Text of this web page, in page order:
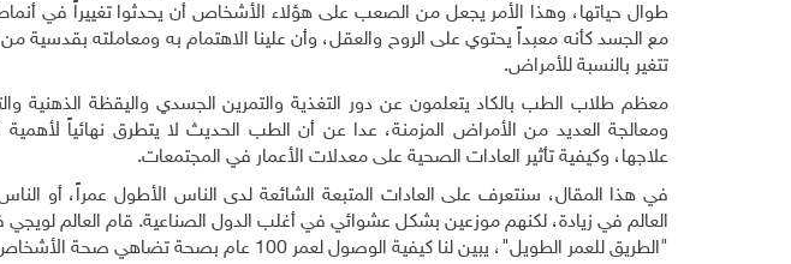
طوال حياتها، وهذا الأمر يجعل من الصعب على هؤلاء الأشخاص أن يحدثوا تغييراً في أنماط
مع الجسد كأنه معبداً يحتوي على الروح والعقل، وأن علينا الاهتمام به ومعاملته بقدسية
تتغير بالنسبة للأمراض.
معظم طلاب الطب بالكاد يتعلمون عن دور التغذية والتمرين الجسدي واليقظة الذهنية
ومعالجة العديد من الأمراض المزمنة، عدا عن أن الطب الحديث لا يتطرق نهائياً
علاجها، وكيفية تأثير العادات الصحية على معدلات الأعمار في المجتمعات.
في هذا المقال، سنتعرف على العادات المتبعة الشائعة لدى الناس الأطول عمراً، أو
العالم في زيادة، لكنهم موزعين بشكل عشوائي في أغلب الدول الصناعية. قام العالم لويجي
"الطريق للعمر الطويل"، يبين لنا كيفية الوصول لعمر 100 عام بصحة تضاهي صحة الأشخاص في عمر الأربعين.